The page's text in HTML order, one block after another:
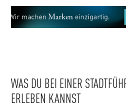
WAS DU BEI EINER
ERLEBEN KANNST